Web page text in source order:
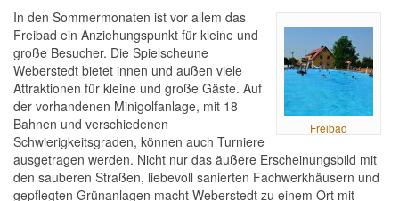
Freibad
In den Sommermonaten ist vor allem das
Freibad ein Anziehungspunkt für kleine und
große Besucher. Die Spielscheune
Weberstedt bietet innen und außen viele
Attraktionen für kleine und große Gäste. Auf
der vorhandenen Minigolfanlage, mit 18
Bahnen und verschiedenen
Schwierigkeitsgraden, können auch Turniere
ausgetragen werden. Nicht nur das äußere Erscheinungsbild mit
den sauberen Straßen, liebevoll sanierten Fachwerkhäusern und
gepflegten Grünanlagen macht Weberstedt zu einem Ort mit